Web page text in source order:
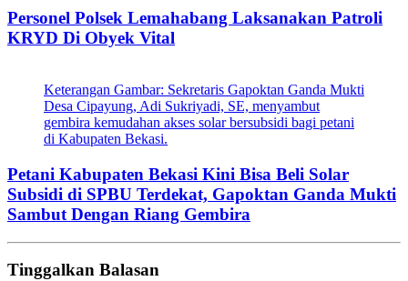
Personel Polsek Lemahabang Laksanakan Patroli
KRYD Di Obyek Vital
Keterangan Gambar: Sekretaris Gapoktan Ganda Mukti
Desa Cipayung, Adi Sukriyadi, SE, menyambut
gembira kemudahan akses solar bersubsidi bagi petani
di Kabupaten Bekasi.
Petani Kabupaten Bekasi Kini Bisa Beli Solar
Subsidi di SPBU Terdekat, Gapoktan Ganda Mukti
Sambut Dengan Riang Gembira
Tinggalkan Balasan